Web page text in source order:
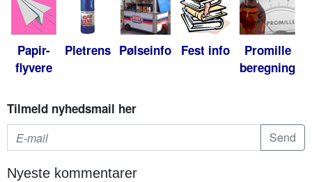
Papir-
flyvere
Pletrens Pølseinfo Fest info
Promille
beregning
Tilmeld nyhedsmail her
Nyeste kommentarer